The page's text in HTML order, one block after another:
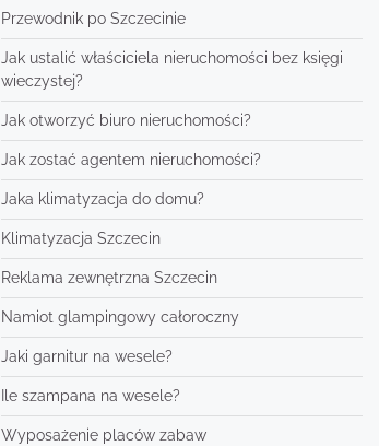
Przewodnik po Szczecinie
Jak ustalić właściciela nieruchomości bez księgi
wieczystej?
Jak otworzyć biuro nieruchomości?
Jak zostać agentem nieruchomości?
Jaka klimatyzacja do domu?
Klimatyzacja Szczecin
Reklama zewnętrzna Szczecin
Namiot glampingowy całoroczny
Jaki garnitur na wesele?
Ile szampana na wesele?
Wyposażenie placów zabaw